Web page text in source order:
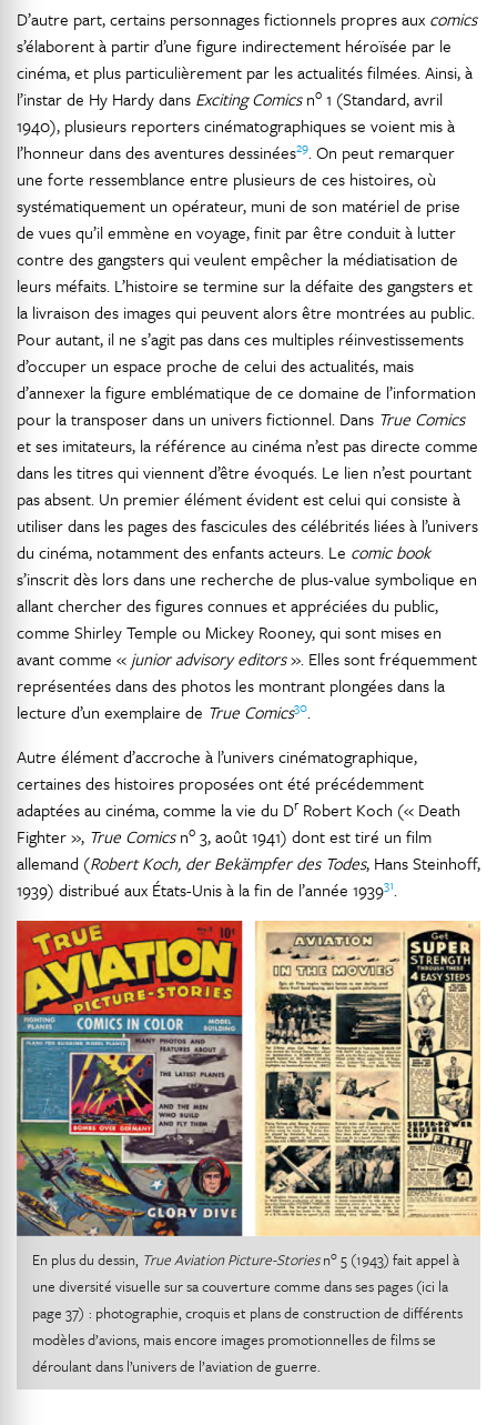
D’autre part, certains personnages fictionnels propres aux comics
s’élaborent à partir d’une figure indirectement héroïsée par le
cinéma, et plus particulièrement par les actualités filmées. Ainsi, à
l’instar de Hy Hardy dans Exciting Comicsno 1 (Standard, avril
1940), plusieurs reporters cinématographiques se voient mis à
l’honneur dans des aventures dessinées29. On peut remarquer
une forte ressemblance entre plusieurs de ces histoires, où
systématiquement un opérateur, muni de son matériel de prise
de vues qu’il emmène en voyage, finit par être conduit à lutter
contre des gangsters qui veulent empêcher la médiatisation de
leurs méfaits. L’histoire se termine sur la défaite des gangsters et
la livraison des images qui peuvent alors être montrées au public.
Pour autant, il ne s’agit pas dans ces multiples réinvestissements
d’occuper un espace proche de celui des actualités, mais
d’annexer la figure emblématique de ce domaine de l’information
pour la transposer dans un univers fictionnel. Dans True Comics
et ses imitateurs, la référence au cinéma n’est pas directe comme
dans les titres qui viennent d’être évoqués. Le lien n’est pourtant
pas absent. Un premier élément évident est celui qui consiste à
utiliser dans les pages des fascicules des célébrités liées à l’univers
du cinéma, notamment des enfants acteurs. Le comic book
s’inscrit dès lors dans une recherche de plus-value symbolique en
allant chercher des figures connues et appréciées du public,
comme Shirley Temple ou Mickey Rooney, qui sont mises en
avant comme « junior advisory editors». Elles sont fréquemment
représentées dans des photos les montrant plongées dans la
lecture d’un exemplaire de True Comics30.
Autre élément d’accroche à l’univers cinématographique,
certaines des histoires proposées ont été précédemment
adaptées au cinéma, comme la vie du Dr Robert Koch (« Death
Fighter », True Comicsno 3, août 1941) dont est tiré un film
allemand (Robert Koch, der Bekämpfer des Todes, Hans Steinhoff,
1939) distribué aux États-Unis à la fin de l’année 193931.
En plus du dessin, True Aviation Picture-Storiesno5 (1943) fait appel à
une diversité visuelle sur sa couverture comme dans ses pages (ici la
page 37) : photographie, croquis et plans de construction de différents
modèles d’avions, mais encore images promotionnelles de films se
déroulant dans l’univers de l’aviation de guerre.